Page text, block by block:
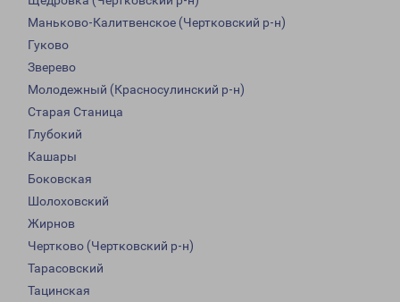
Маньково-Калитвенское (Чертковский р-н)
Гуково
Зверево
Молодежный (Красносулинский р-н)
Старая Станица
Глубокий
Кашары
Боковская
Шолоховский
Жирнов
Чертково (Чертковский р-н)
Тарасовский
Тацинская